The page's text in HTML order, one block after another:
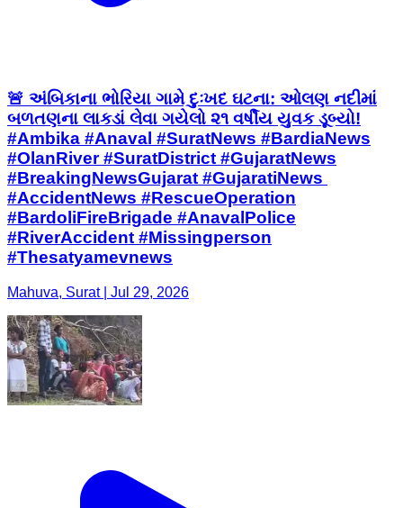
🚨 અંબિકાના ભોરિયા ગામે દુઃખદ ઘટના: ઓલણ નદીમાં
બળતણના લાકડાં લેવા ગયેલો ૨૧ વર્ષીય યુવક ડૂબ્યો! ​
#Ambika #Anaval #SuratNews #BardiaNews
#OlanRiver #SuratDistrict #GujaratNews
#BreakingNewsGujarat #GujaratiNews ​
#AccidentNews #RescueOperation
#BardoliFireBrigade #AnavalPolice
#RiverAccident #Missingperson
#Thesatyamevnews
Mahuva, Surat | Jul 29, 2026